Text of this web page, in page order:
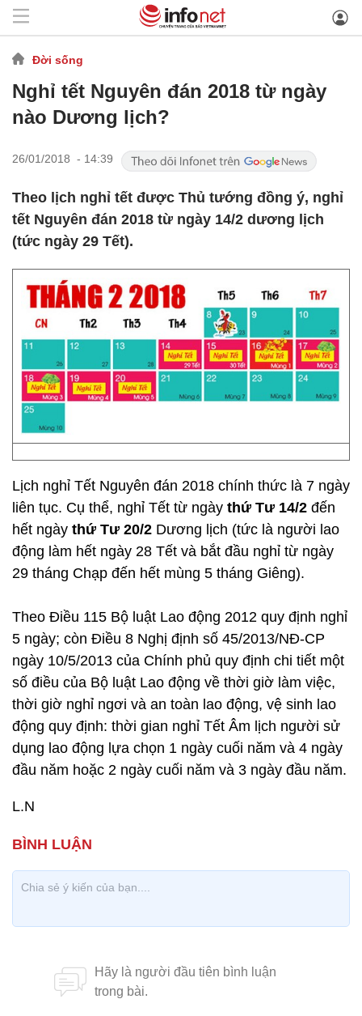
Đời sống
Nghỉ tết Nguyên đán 2018 từ ngày
nào Dương lịch?
26/01/2018 - 14:39
Theo lịch nghỉ tết được Thủ tướng đồng ý, nghỉ
tết Nguyên đán 2018 từ ngày 14/2 dương lịch
(tức ngày 29 Tết).
Lịch nghỉ Tết Nguyên đán 2018 chính thức là 7 ngày
liên tục. Cụ thể, nghỉ Tết từ ngày thứ Tư 14/2 đến
hết ngày thứ Tư 20/2 Dương lịch (tức là người lao
động làm hết ngày 28 Tết và bắt đầu nghỉ từ ngày
29 tháng Chạp đến hết mùng 5 tháng Giêng).
Theo Điều 115 Bộ luật Lao động 2012 quy định nghỉ
5 ngày; còn Điều 8 Nghị định số 45/2013/NĐ-CP
ngày 10/5/2013 của Chính phủ quy định chi tiết một
số điều của Bộ luật Lao động về thời giờ làm việc,
thời giờ nghỉ ngơi và an toàn lao động, vệ sinh lao
động quy định: thời gian nghỉ Tết Âm lịch người sử
dụng lao động lựa chọn 1 ngày cuối năm và 4 ngày
đầu năm hoặc 2 ngày cuối năm và 3 ngày đầu năm.
L.N